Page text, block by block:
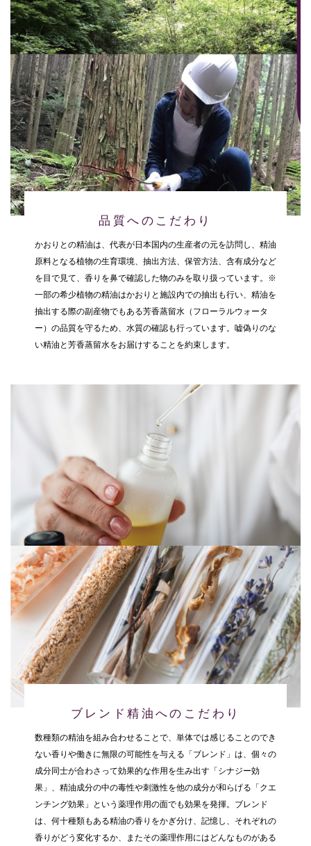
品質へのこだわり
かおりとの精油は、代表が日本国内の生産者の元を訪問し、精油
原料となる植物の生育環境、抽出方法、保管方法、含有成分など
を目で見て、香りを鼻で確認した物のみを取り扱っています。※
一部の希少植物の精油はかおりと施設内での抽出も行い、精油を
抽出する際の副産物でもある芳香蒸留水（フローラルウォータ
ー）の品質を守るため、水質の確認も行っています。嘘偽りのな
い精油と芳香蒸留水をお届けすることを約束します。
ブレンド精油へのこだわり
数種類の精油を組み合わせることで、単体では感じることのでき
ない香りや働きに無限の可能性を与える「ブレンド」は、個々の
成分同士が合わさって効果的な作用を生み出す「シナジー効
果」、精油成分の中の毒性や刺激性を他の成分が和らげる「クエ
ンチング効果」という薬理作用の面でも効果を発揮。ブレンド
は、何十種類もある精油の香りをかぎ分け、記憶し、それぞれの
香りがどう変化するか、またその薬理作用にはどんなものがある